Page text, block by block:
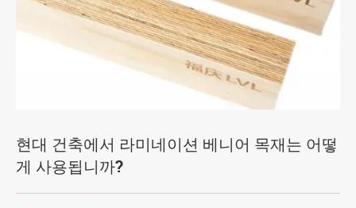
현대 건축에서 라미네이션 베니어 목재는 어떻
게 사용됩니까?